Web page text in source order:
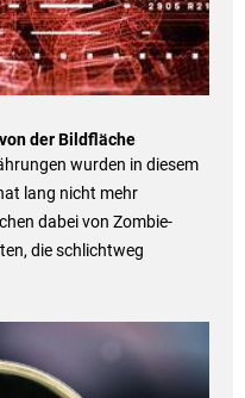
der Bildfläche
wurden in diesem
lang nicht mehr
dabei von Zombie-
die schlichtweg